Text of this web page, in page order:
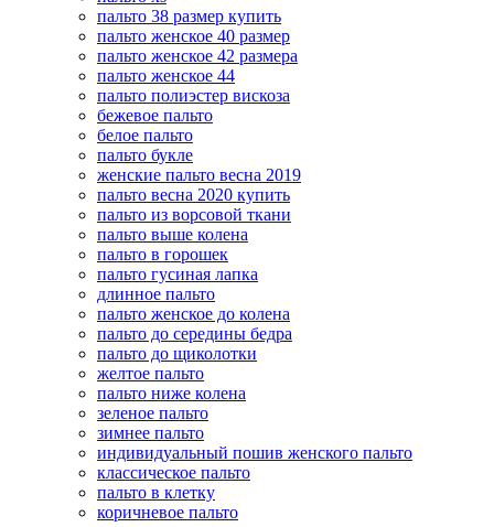
пальто 38 размер купить
пальто женское 40 размер
пальто женское 42 размера
пальто женское 44
пальто полиэстер вискоза
бежевое пальто
белое пальто
пальто букле
женские пальто весна 2019
пальто весна 2020 купить
пальто из ворсовой ткани
пальто выше колена
пальто в горошек
пальто гусиная лапка
длинное пальто
пальто женское до колена
пальто до середины бедра
пальто до щиколотки
желтое пальто
пальто ниже колена
зеленое пальто
зимнее пальто
индивидуальный пошив женского пальто
классическое пальто
пальто в клетку
коричневое пальто